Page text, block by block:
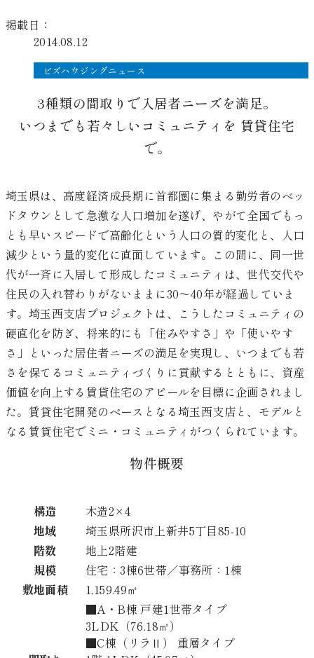
掲載日：
2014.08.12
ビズハウジングニュース
3種類の間取りで入居者ニーズを満足。
いつまでも若々しいコミュニティを 賃貸住宅
で。
埼玉県は、高度経済成長期に首都圏に集まる勤労者のベッ
ドタウンとして急激な人口増加を遂げ、やがて全国でもっ
とも早いスピードで高齢化という人口の質的変化と、人口
減少という量的変化に直面しています。この間に、同一世
代が一斉に入居して形成したコミュニティは、世代交代や
住民の入れ替わりがないままに30～40年が経過していま
す。埼玉西支店プロジェクトは、こうしたコミュニティの
硬直化を防ぎ、将来的にも「住みやすさ」や「使いやす
さ」といった居住者ニーズの満足を実現し、いつまでも若
さを保てるコミュニティづくりに貢献するとともに、資産
価値を向上する賃貸住宅のアピールを目標に企画されまし
た。賃貸住宅開発のベースとなる埼玉西支店と、モデルと
なる賃貸住宅でミニ・コミュニティがつくられています。
物件概要
構造
木造2×4
地域
埼玉県所沢市上新井5丁目85-10
階数
地上2階建
規模
住宅：3棟6世帯／事務所：1棟
敷地面積
1,159.49㎡
■A・B棟 戸建1世帯タイプ
3LDK（76.18㎡）
■C棟（リラⅡ） 重層タイプ